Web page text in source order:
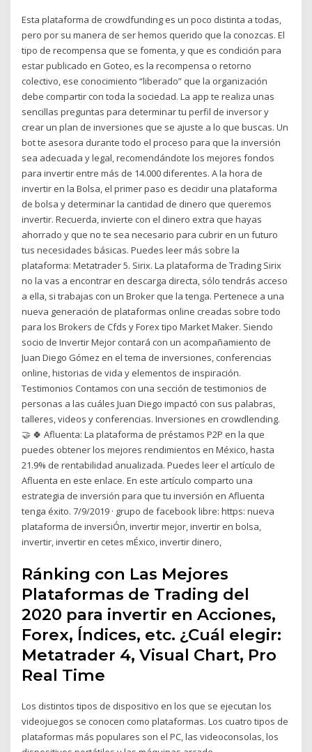
Esta plataforma de crowdfunding es un poco distinta a todas,
pero por su manera de ser hemos querido que la conozcas. El
tipo de recompensa que se fomenta, y que es condición para
estar publicado en Goteo, es la recompensa o retorno
colectivo, ese conocimiento “liberado” que la organización
debe compartir con toda la sociedad. La app te realiza unas
sencillas preguntas para determinar tu perfil de inversor y
crear un plan de inversiones que se ajuste a lo que buscas. Un
bot te asesora durante todo el proceso para que la inversión
sea adecuada y legal, recomendándote los mejores fondos
para invertir entre más de 14.000 diferentes. A la hora de
invertir en la Bolsa, el primer paso es decidir una plataforma
de bolsa y determinar la cantidad de dinero que queremos
invertir. Recuerda, invierte con el dinero extra que hayas
ahorrado y que no te sea necesario para cubrir en un futuro
tus necesidades básicas. Puedes leer más sobre la
plataforma: Metatrader 5. Sirix. La plataforma de Trading Sirix
no la vas a encontrar en descarga directa, sólo tendrás acceso
a ella, si trabajas con un Broker que la tenga. Pertenece a una
nueva generación de plataformas online creadas sobre todo
para los Brokers de Cfds y Forex tipo Market Maker. Siendo
socio de Invertir Mejor contará con un acompañamiento de
Juan Diego Gómez en el tema de inversiones, conferencias
online, historias de vida y elementos de inspiración.
Testimonios Contamos con una sección de testimonios de
personas a las cuáles Juan Diego impactó con sus palabras,
talleres, videos y conferencias. Inversiones en crowdlending.
🤝 🍀 Afluenta: La plataforma de préstamos P2P en la que
puedes obtener los mejores rendimientos en México, hasta
21.9% de rentabilidad anualizada. Puedes leer el artículo de
Afluenta en este enlace. En este artículo comparto una
estrategia de inversión para que tu inversión en Afluenta
tenga éxito. 7/9/2019 · grupo de facebook libre: https: nueva
plataforma de inversiÓn, invertir mejor, invertir en bolsa,
invertir, invertir en cetes mÉxico, invertir dinero,
Ránking con Las Mejores
Plataformas de Trading del
2020 para invertir en Acciones,
Forex, Índices, etc. ¿Cuál elegir:
Metatrader 4, Visual Chart, Pro
Real Time
Los distintos tipos de dispositivo en los que se ejecutan los
videojuegos se conocen como plataformas. Los cuatro tipos de
plataformas más populares son el PC, las videoconsolas, los